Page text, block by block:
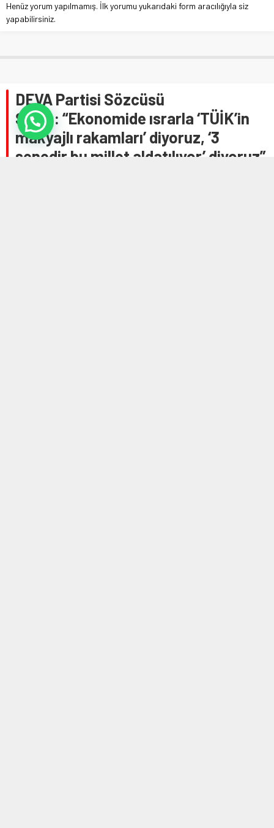
Henüz yorum yapılmamış. İlk yorumu yukarıdaki form aracılığıyla siz
yapabilirsiniz.
DEVA Partisi Sözcüsü
Şahin: “Ekonomide ısrarla ‘TÜİK’in
makyajlı rakamları’ diyoruz, ‘3
senedir bu millet aldatılıyor’ diyoruz”